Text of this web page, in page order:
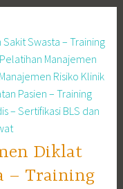
Diklat
– Training